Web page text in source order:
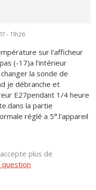
- 11h26
sur l'afficheur
(-17)a l’intérieur
la sonde de
je débranche et
E27pendant 1/4 heure
la partie
réglé a 5°.l'appareil
plus de
question